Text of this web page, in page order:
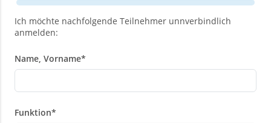
Ich möchte nachfolgende Teilnehmer unnverbindlich
anmelden:
Name, Vorname*
Funktion*